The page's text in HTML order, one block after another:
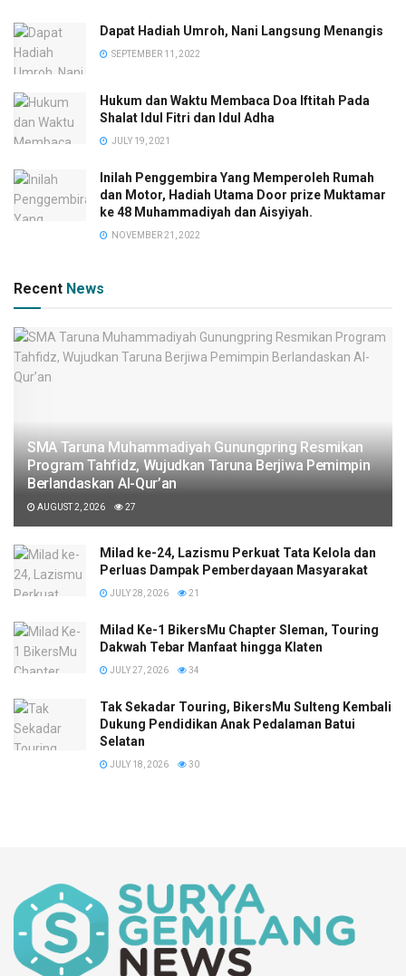
Dapat Hadiah Umroh, Nani Langsung Menangis
SEPTEMBER 11, 2022
Hukum dan Waktu Membaca Doa Iftitah Pada
Shalat Idul Fitri dan Idul Adha
JULY 19, 2021
Inilah Penggembira Yang Memperoleh Rumah
dan Motor, Hadiah Utama Door prize Muktamar
ke 48 Muhammadiyah dan Aisyiyah.
NOVEMBER 21, 2022
Recent News
SMA Taruna Muhammadiyah Gunungpring Resmikan
Program Tahfidz, Wujudkan Taruna Berjiwa Pemimpin
Berlandaskan Al-Qur’an
AUGUST 2, 2026 27
Milad ke-24, Lazismu Perkuat Tata Kelola dan
Perluas Dampak Pemberdayaan Masyarakat
JULY 28, 2026 21
Milad Ke-1 BikersMu Chapter Sleman, Touring
Dakwah Tebar Manfaat hingga Klaten
JULY 27, 2026 34
Tak Sekadar Touring, BikersMu Sulteng Kembali
Dukung Pendidikan Anak Pedalaman Batui
Selatan
JULY 18, 2026 30